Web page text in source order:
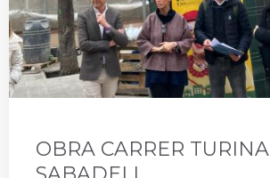
OBRA CARRER TURINA